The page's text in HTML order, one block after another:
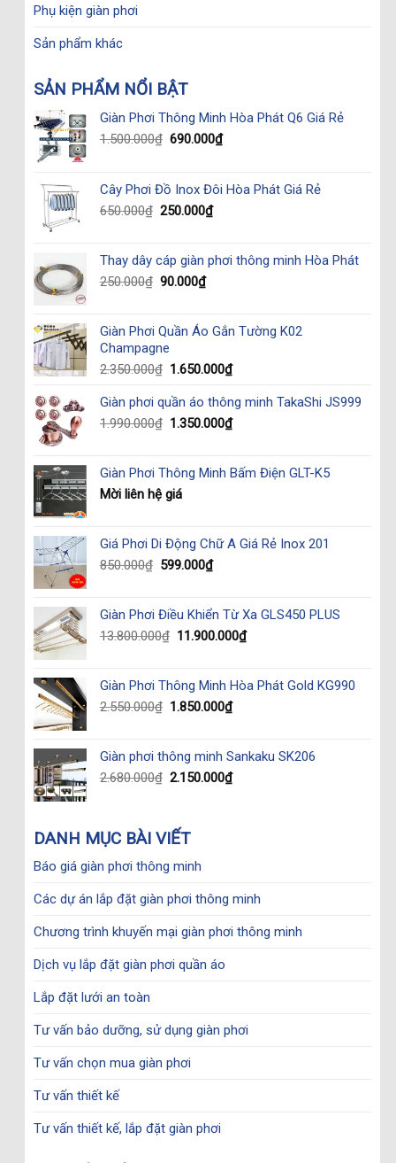
Phụ kiện giàn phơi
Sản phẩm khác
SẢN PHẨM NỔI BẬT
Giàn Phơi Thông Minh Hòa Phát Q6 Giá Rẻ
1.500.000₫ Original
1.500.000₫.
690.000₫Current
690.000₫.
Cây Phơi Đồ Inox Đôi Hòa Phát Giá Rẻ
650.000₫ Original
650.000₫.
250.000₫Current
250.000₫.
Thay dây cáp giàn phơi thông minh Hòa Phát
250.000₫ Original
250.000₫.
90.000₫Current
90.000₫.
Giàn Phơi Quần Áo Gắn Tường K02
Champagne
2.350.000₫ Original
was:
2.350.000₫.
1.650.000₫Current
is:
1.650.000₫.
Giàn phơi quần áo thông minh TakaShi JS999
1.990.000₫ Original
1.990.000₫.
1.350.000₫Current
1.350.000₫.
Giàn Phơi Thông Minh Bấm Điện GLT-K5
Mời liên hệ giá
Giá Phơi Di Động Chữ A Giá Rẻ Inox 201
850.000₫ Original
850.000₫.
599.000₫Current
599.000₫.
Giàn Phơi Điều Khiển Từ Xa GLS450 PLUS
13.800.000₫ Original
13.800.000₫.
11.900.000₫Current
11.900.000₫.
Giàn Phơi Thông Minh Hòa Phát Gold KG990
2.550.000₫ Original
2.550.000₫.
1.850.000₫Current
1.850.000₫.
Giàn phơi thông minh Sankaku SK206
2.680.000₫ Original
2.680.000₫.
2.150.000₫Current
DANH MỤC BÀI VIẾT
Báo giá giàn phơi thông minh
Các dự án lắp đặt giàn phơi thông minh
Chương trình khuyến mại giàn phơi thông minh
Dịch vụ lắp đặt giàn phơi quần áo
Lắp đặt lưới an toàn
Tư vấn bảo dưỡng, sử dụng giàn phơi
Tư vấn chọn mua giàn phơi
Tư vấn thiết kế
Tư vấn thiết kế, lắp đặt giàn phơi